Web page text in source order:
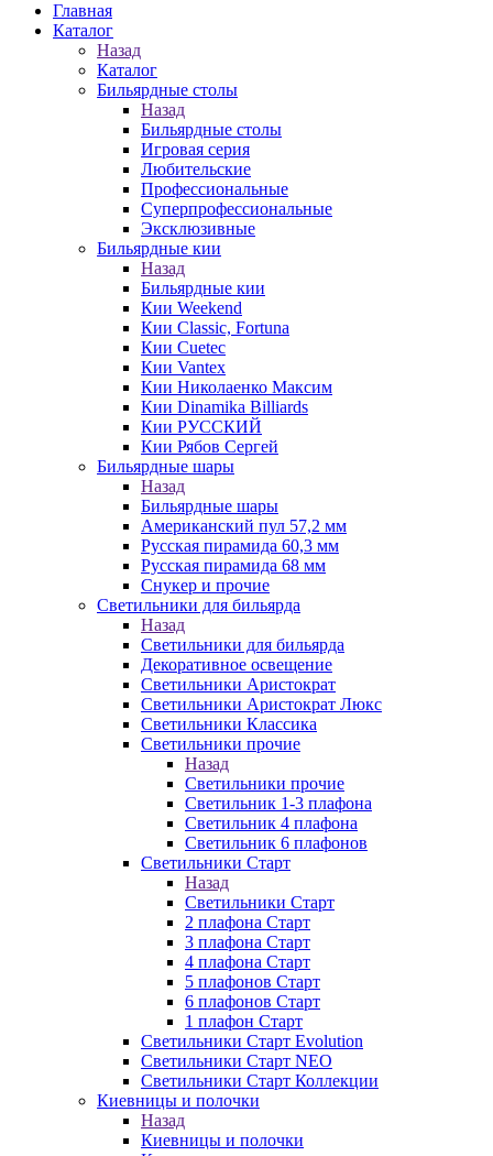
Главная
Каталог
Назад
Каталог
Бильярдные столы
Назад
Бильярдные столы
Игровая серия
Любительские
Профессиональные
Суперпрофессиональные
Эксклюзивные
Бильярдные кии
Назад
Бильярдные кии
Кии Weekend
Кии Classic, Fortuna
Кии Cuetec
Кии Vantex
Кии Николаенко Максим
Кии Dinamika Billiards
Кии РУССКИЙ
Кии Рябов Сергей
Бильярдные шары
Назад
Бильярдные шары
Американский пул 57,2 мм
Русская пирамида 60,3 мм
Русская пирамида 68 мм
Снукер и прочие
Светильники для бильярда
Назад
Светильники для бильярда
Декоративное освещение
Светильники Аристократ
Светильники Аристократ Люкс
Светильники Классика
Светильники прочие
Назад
Светильники прочие
Светильник 1-3 плафона
Светильник 4 плафона
Светильник 6 плафонов
Светильники Старт
Назад
Светильники Старт
2 плафона Старт
3 плафона Старт
4 плафона Старт
5 плафонов Старт
6 плафонов Старт
1 плафон Старт
Светильники Старт Evolution
Светильники Старт NEO
Светильники Старт Коллекции
Киевницы и полочки
Назад
Киевницы и полочки